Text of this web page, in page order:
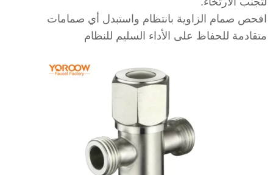
افحص صمام الزاوية بانتظام واستبدل أي صمامات
متقادمة للحفاظ على الأداء السليم للنظام